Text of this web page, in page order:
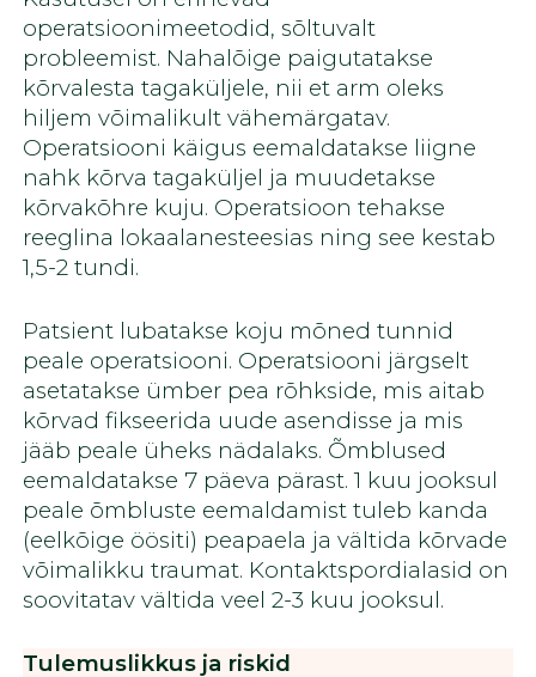
operatsioonimeetodid, sõltuvalt
probleemist. Nahalõige paigutatakse
kõrvalesta tagaküljele, nii et arm oleks
hiljem võimalikult vähemärgatav.
Operatsiooni käigus eemaldatakse liigne
nahk kõrva tagaküljel ja muudetakse
kõrvakõhre kuju. Operatsioon tehakse
reeglina lokaalanesteesias ning see kestab
1,5-2 tundi.
Patsient lubatakse koju mõned tunnid
peale operatsiooni. Operatsiooni järgselt
asetatakse ümber pea rõhkside, mis aitab
kõrvad fikseerida uude asendisse ja mis
jääb peale üheks nädalaks. Õmblused
eemaldatakse 7 päeva pärast. 1 kuu jooksul
peale õmbluste eemaldamist tuleb kanda
(eelkõige öösiti) peapaela ja vältida kõrvade
võimalikku traumat. Kontaktspordialasid on
soovitatav vältida veel 2-3 kuu jooksul.
Tulemuslikkus ja riskid